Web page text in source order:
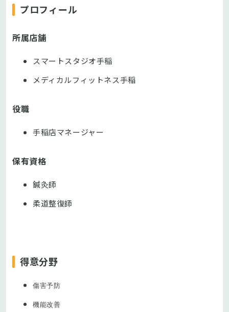
プロフィール
所属店舗
スマートスタジオ手稲
メディカルフィットネス手稲
役職
手稲店マネージャー
保有資格
鍼灸師
柔道整復師
得意分野
傷害予防
機能改善